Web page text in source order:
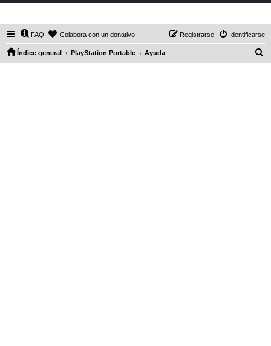
FAQ Colabora con un donativo Identificarse
Registrarse
Índice general PlayStation Portable Ayuda